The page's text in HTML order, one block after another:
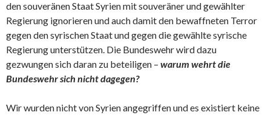
den souveränen Staat Syrien mit souveräner und gewählter
Regierung ignorieren und auch damit den bewaffneten Terror
gegen den syrischen Staat und gegen die gewählte syrische
Regierung unterstützen. Die Bundeswehr wird dazu
gezwungen sich daran zu beteiligen – warum wehrt die
Bundeswehr sich nicht dagegen?
Wir wurden nicht von Syrien angegriffen und es existiert keine